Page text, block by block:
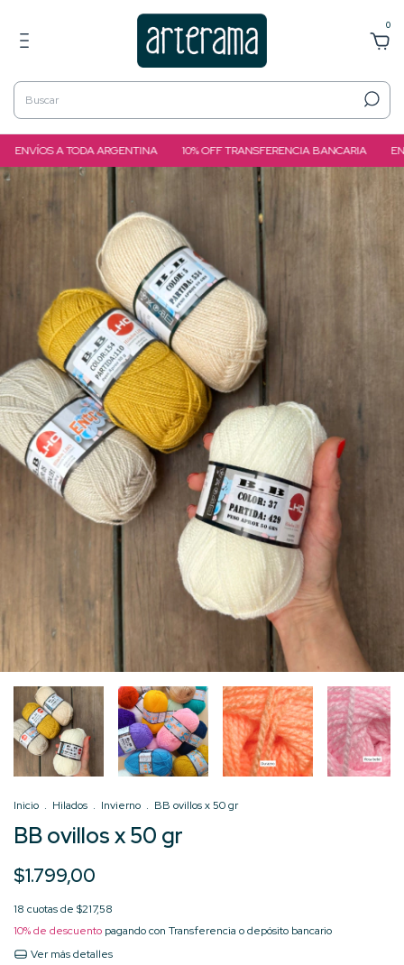
0
A TODA ARGENTINA 10% OFF TRANSFERENCIA BANCARIA
Inicio . Hilados . Invierno . BB ovillos x 50 gr
BB ovillos x 50 gr
$1.799,00
18 cuotas de $217,58
10% de descuento pagando con Transferencia o depósito bancario
Ver más detalles